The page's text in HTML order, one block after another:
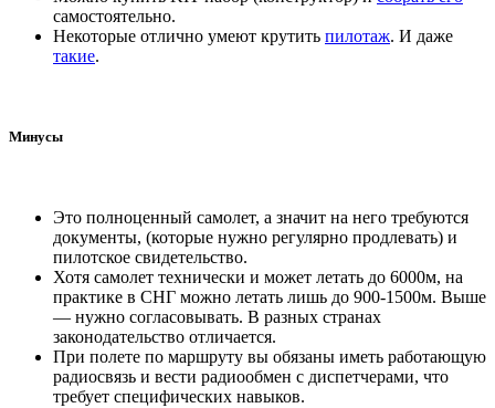
самостоятельно.
Некоторые отлично умеют крутить пилотаж. И даже
такие.
Минусы
Это полноценный самолет, а значит на него требуются
документы, (которые нужно регулярно продлевать) и
пилотское свидетельство.
Хотя самолет технически и может летать до 6000м, на
практике в СНГ можно летать лишь до 900-1500м. Выше
— нужно согласовывать. В разных странах
законодательство отличается.
При полете по маршруту вы обязаны иметь работающую
радиосвязь и вести радиообмен с диспетчерами, что
требует специфических навыков.